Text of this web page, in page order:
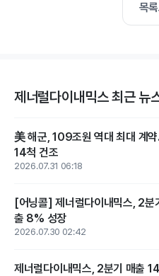
목록
제너럴다이내믹스 최근 뉴
美 해군, 109조원 역대 최대 계
14척 건조
2026.07.31 06:18
[어닝콜] 제너럴다이내믹스, 2분
출 8% 성장
2026.07.30 02:42
제너럴다이내믹스, 2분기 매출